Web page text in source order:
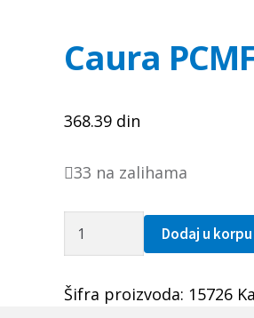
Caura
368.39 din
33 na zalihama
Caura
E
Dodaj u korpu
Šifra proizvoda: 15726